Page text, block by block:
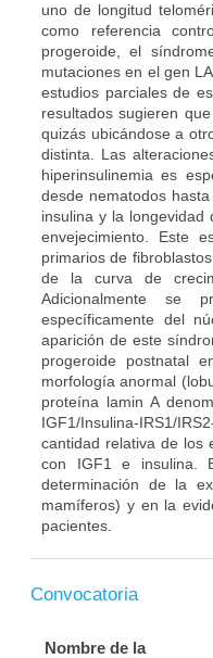
uno de longitud
como referencia
progeroide, el
mutaciones en el gen
estudios parciales de
resultados sugieren
quizás ubicándose a
distinta. Las
hiperinsulinemia es
desde nematodos
insulina y la
envejecimiento. Este
primarios de
de la curva de
Adicionalmente se
específicamente del
aparición de este
progeroide postnatal
morfología anormal
proteína lamin A
IGF1/Insulina-IRS1/
cantidad relativa de los
con IGF1 e insulina.
determinación de la
mamíferos) y en la
pacientes.
Convocatoria
Nombre de la